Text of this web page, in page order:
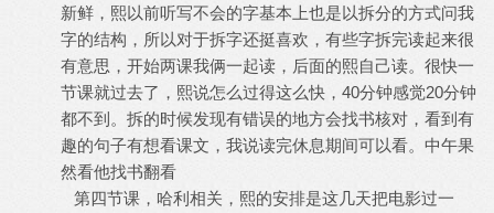
新鲜，熙以前听写不会的字基本上也是以拆分的方式问我
字的结构，所以对于拆字还挺喜欢，有些字拆完读起来很
有意思，开始两课我俩一起读，后面的熙自己读。很快一
节课就过去了，熙说怎么过得这么快，40分钟感觉20分钟
都不到。拆的时候发现有错误的地方会找书核对，看到有
趣的句子有想看课文，我说读完休息期间可以看。中午果
然看他找书翻看
第四节课，哈利相关，熙的安排是这几天把电影过一